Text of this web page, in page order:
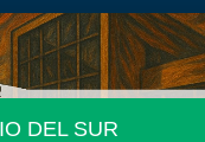
DEL SUR